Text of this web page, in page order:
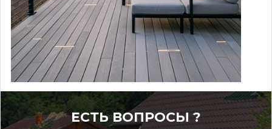
ЕСТЬ ВОПРОСЫ ?